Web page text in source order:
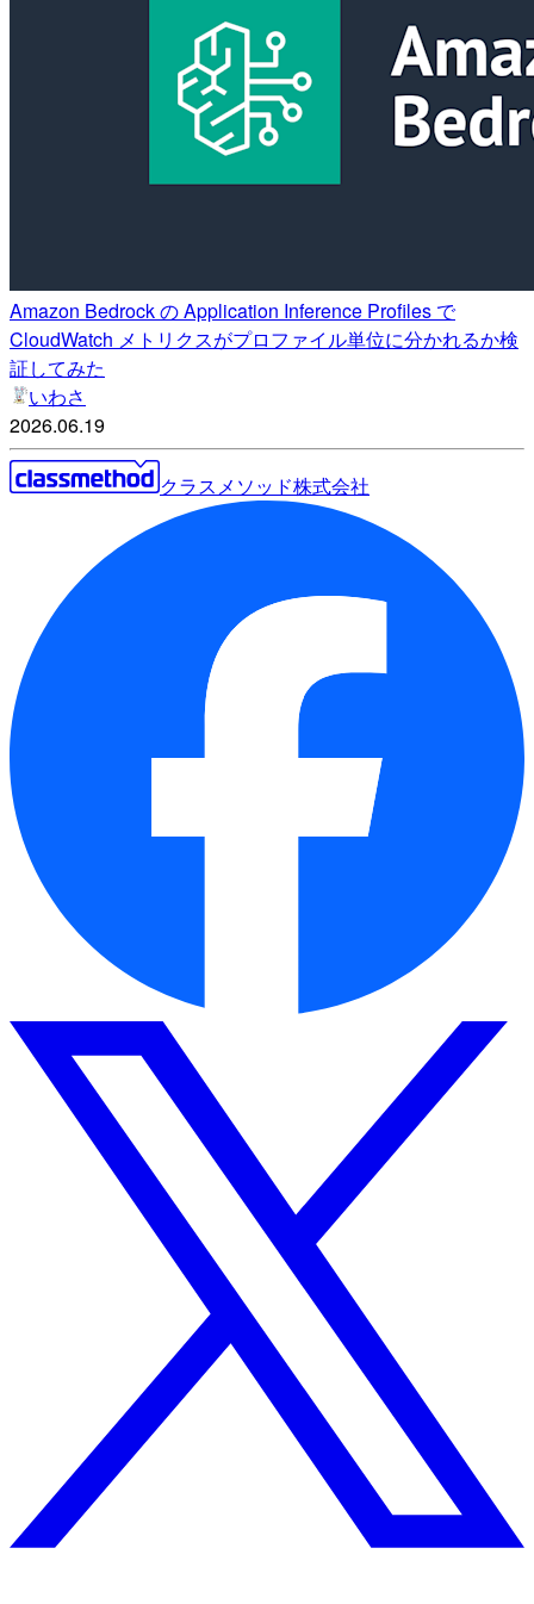
Amazon Bedrock の Application Inference Profiles で
CloudWatch メトリクスがプロファイル単位に分かれるか検
証してみた
いわさ
2026.06.19
クラスメソッド株式会社